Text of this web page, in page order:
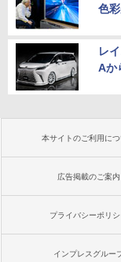
色
レ
Aか
本サイトのご利用につ
広告掲載のご案内
プライバシーポリシ
インプレスグルー